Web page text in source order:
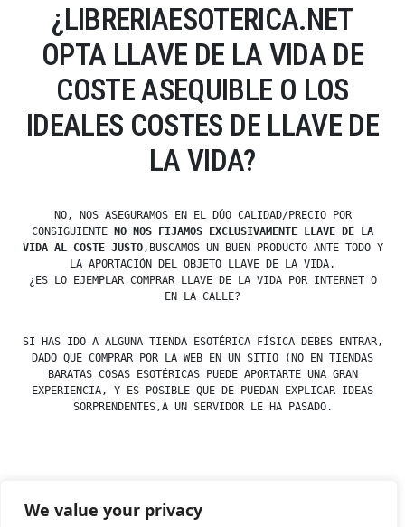
We value your privacy
¿LIBRERIAESOTERICA.NET
OPTA LLAVE DE LA VIDA DE
COSTE ASEQUIBLE O LOS
IDEALES COSTES DE LLAVE DE
LA VIDA?
NO, NOS ASEGURAMOS EN EL DÚO CALIDAD/PRECIO POR
CONSIGUIENTE NO NOS FIJAMOS EXCLUSIVAMENTE LLAVE DE LA
VIDA AL COSTE JUSTO,BUSCAMOS UN BUEN PRODUCTO ANTE TODO Y
LA APORTACIÓN DEL OBJETO LLAVE DE LA VIDA.
¿ES LO EJEMPLAR COMPRAR LLAVE DE LA VIDA POR INTERNET O
EN LA CALLE?
SI HAS IDO A ALGUNA TIENDA ESOTÉRICA FÍSICA DEBES ENTRAR,
DADO QUE COMPRAR POR LA WEB EN UN SITIO (NO EN TIENDAS
BARATAS COSAS ESOTÉRICAS PUEDE APORTARTE UNA GRAN
EXPERIENCIA, Y ES POSIBLE QUE DE PUEDAN EXPLICAR IDEAS
SORPRENDENTES,A UN SERVIDOR LE HA PASADO.
by
Posted
Uncategorized